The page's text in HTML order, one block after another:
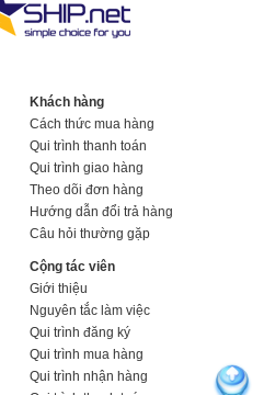
Khách hàng
Cách thức mua hàng
Qui trình thanh toán
Qui trình giao hàng
Theo dõi đơn hàng
Hướng dẫn đổi trả hàng
Câu hỏi thường gặp
Cộng tác viên
Giới thiệu
Nguyên tắc làm việc
Qui trình đăng ký
Qui trình mua hàng
Qui trình nhận hàng